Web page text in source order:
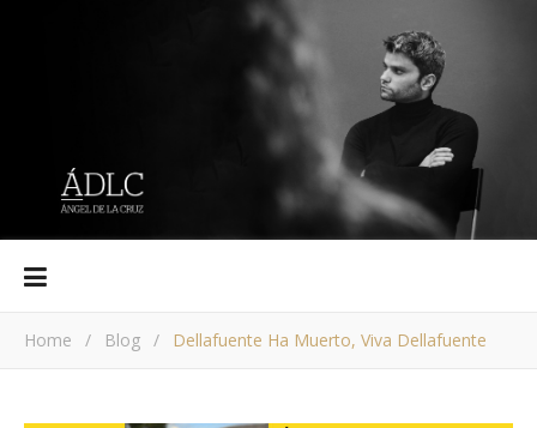
Home / Blog / Dellafuente Ha Muerto, Viva Dellafuente